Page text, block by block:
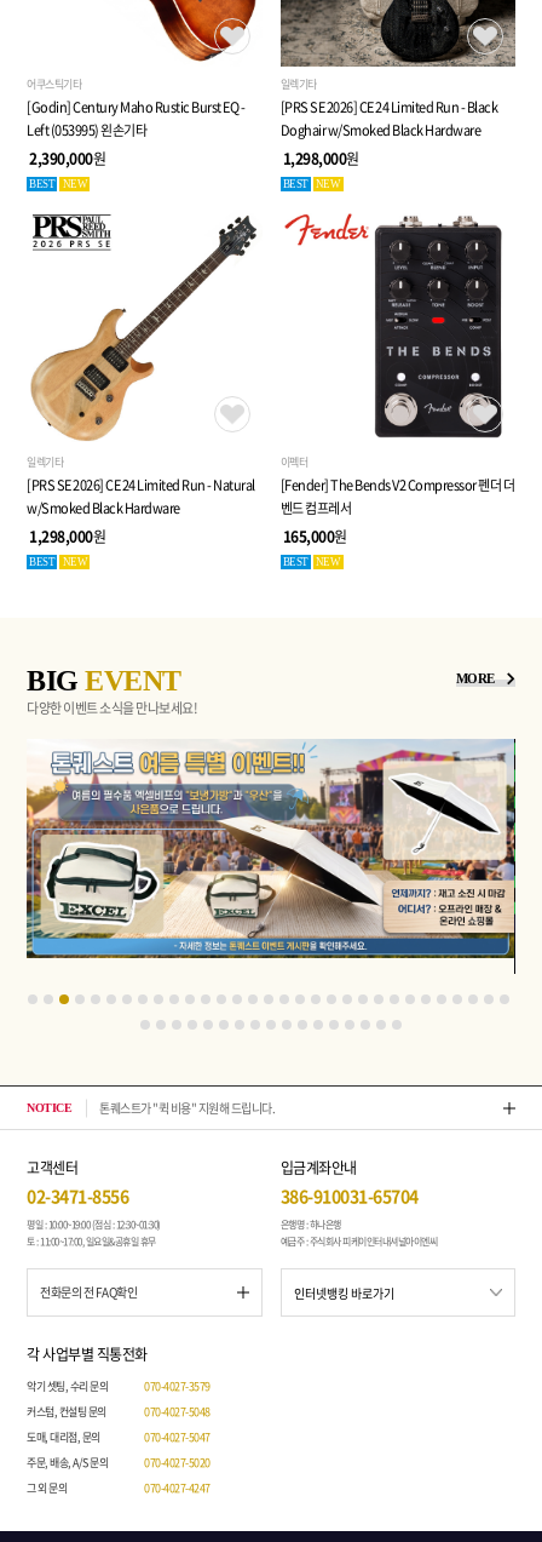
어쿠스틱기타
[Godin] Century Maho Rustic Burst EQ -
Left (053995) 왼손기타
2,390,000원
BEST NEW
일렉기타
[PRS SE 2026] CE 24 Limited Run - Black
Doghair w/Smoked Black Hardware
1,298,000원
BEST NEW
일렉기타
[PRS SE 2026] CE 24 Limited Run - Natural
w/Smoked Black Hardware
1,298,000원
BEST NEW
이펙터
[Fender] The Bends V2 Compressor 펜더 더
벤드 컴프레서
165,000원
BEST NEW
BIGEVENT MORE
다양한 이벤트 소식을 만나보세요!
NOTICE 톤퀘스트가 "퀵 비용" 지원해 드립니다. 2026
고객센터
02-3471-8556
평일 : 10:00~19:00 (점심 : 12:30~01:30)
토 : 11:00~17:00, 일요일&공휴일 휴무
전화문의 전 FAQ확인
입금계좌안내
386-910031-65704
은행명 : 하나은행
예금주 : 주식회사 피케이인터내셔널아이엔씨
각 사업부별 직통전화
악기 셋팅, 수리 문의
070-4027-3579
커스텀, 컨설팅 문의
070-4027-5048
도매, 대리점, 문의
070-4027-5047
주문, 배송, A/S 문의
070-4027-5020
그 외 문의
070-4027-4247